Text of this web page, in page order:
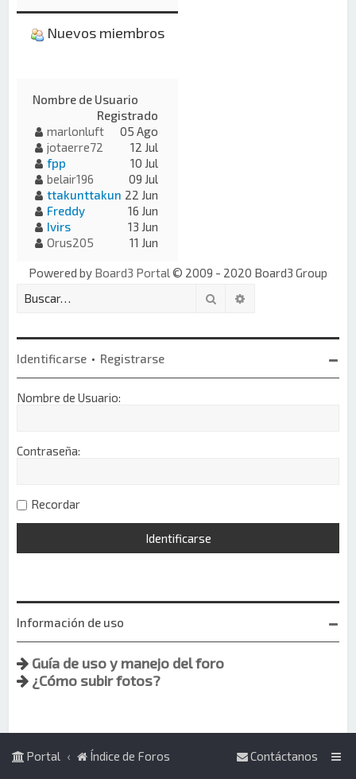
Nuevos miembros
Nombre de Usuario
Registrado
marlonluft
05 Ago
jotaerre72
12 Jul
fpp
10 Jul
belair196
09 Jul
ttakunttakun 22 Jun
Freddy
16 Jun
Ivirs
13 Jun
Orus205
11 Jun
Powered by Board3 Portal © 2009 - 2020 Board3 Group
Buscar
Identificarse • Registrarse
Nombre de Usuario:
Contraseña:
Recordar
Información de uso
Guía de uso y manejo del foro
¿Cómo subir fotos?
Portal Índice de Foros Contáctanos